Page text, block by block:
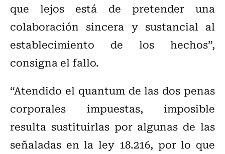
que lejos está de pretender una
colaboración sincera y sustancial al
establecimiento de los hechos”,
consigna el fallo.
“Atendido el quantum de las dos penas
corporales impuestas, imposible
resulta sustituirlas por algunas de las
señaladas en la ley 18.216, por lo que